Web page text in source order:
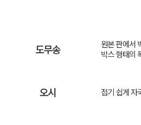
도무송
원본 판에서
박스 형태의
오시 접기 쉽게 자